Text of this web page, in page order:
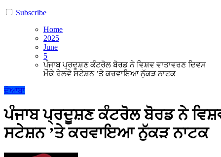
Subscribe
Home
2025
June
5
ਪੰਜਾਬ ਪ੍ਰਦੂਸ਼ਣ ਕੰਟਰੋਲ ਬੋਰਡ ਨੇ ਵਿਸ਼ਵ ਵਾਤਾਵਰਣ ਦਿਵਸ
ਮੌਕੇ ਰੇਲਵੇ ਸਟੇਸ਼ਨ ’ਤੇ ਕਰਵਾਇਆ ਨੁੱਕੜ ਨਾਟਕ
ਦੋਆਬਾ
ਪੰਜਾਬ ਪ੍ਰਦੂਸ਼ਣ ਕੰਟਰੋਲ ਬੋਰਡ ਨੇ
ਸਟੇਸ਼ਨ ’ਤੇ ਕਰਵਾਇਆ ਨੁੱਕੜ ਨਾਟਕ